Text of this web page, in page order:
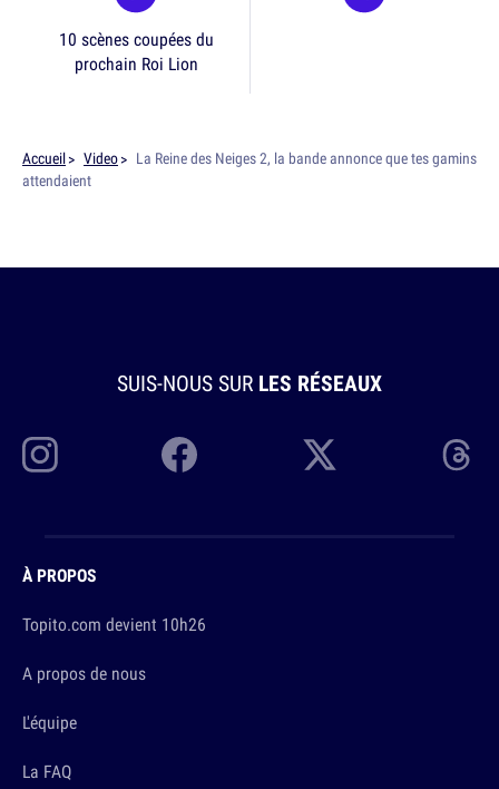
10 scènes coupées du
prochain Roi Lion
Accueil Video
La Reine des Neiges 2, la bande annonce que tes gamins
attendaient
SUIS-NOUS SUR LES RÉSEAUX
À PROPOS
Topito.com devient 10h26
A propos de nous
L'équipe
La FAQ